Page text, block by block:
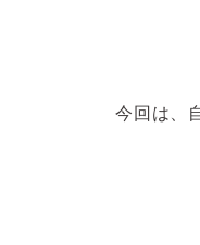
今回は、